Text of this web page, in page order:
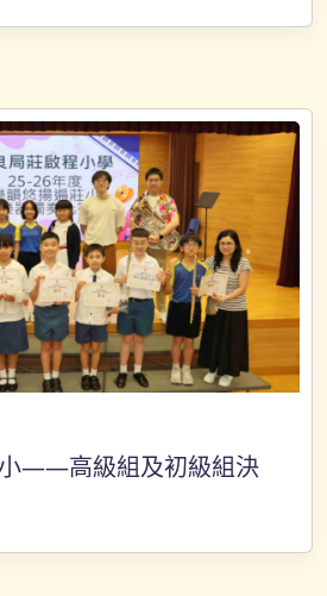
小——高級組及初級組決